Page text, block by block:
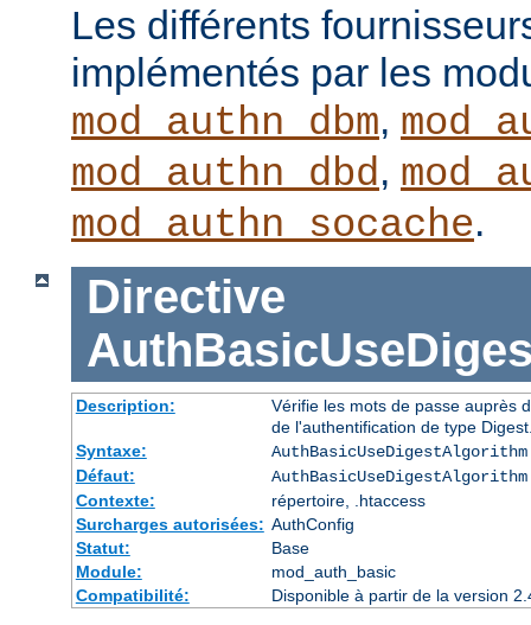
Les différents
implémentés par les
mod_authn_dbm,
mod_authn_dbd,
mod_authn_socache.
Directive
Description:
Vérifie les mots de passe auprès
de l'authentification de type
Syntaxe:
Défaut:
Contexte:
répertoire, .htaccess
Surcharges autorisées: AuthConfig
Statut:
Base
Module:
mod_auth_basic
Compatibilité:
Disponible à partir de la version